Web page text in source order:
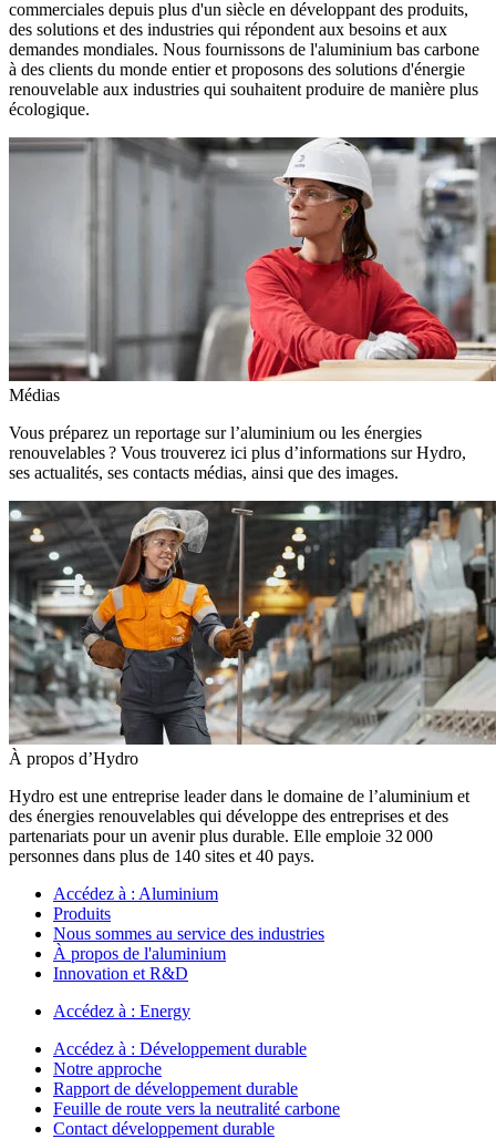
commerciales depuis plus d'un siècle en développant des produits,
des solutions et des industries qui répondent aux besoins et aux
demandes mondiales. Nous fournissons de l'aluminium bas carbone
à des clients du monde entier et proposons des solutions d'énergie
renouvelable aux industries qui souhaitent produire de manière plus
écologique.
Médias
Vous préparez un reportage sur l’aluminium ou les énergies
renouvelables ? Vous trouverez ici plus d’informations sur Hydro,
ses actualités, ses contacts médias, ainsi que des images.
À propos d’Hydro
Hydro est une entreprise leader dans le domaine de l’aluminium et
des énergies renouvelables qui développe des entreprises et des
partenariats pour un avenir plus durable. Elle emploie 32 000
personnes dans plus de 140 sites et 40 pays.
Accédez à : Aluminium
Produits
Nous sommes au service des industries
À propos de l'aluminium
Innovation et R&D
Accédez à : Energy
Accédez à : Développement durable
Notre approche
Rapport de développement durable
Feuille de route vers la neutralité carbone
Contact développement durable